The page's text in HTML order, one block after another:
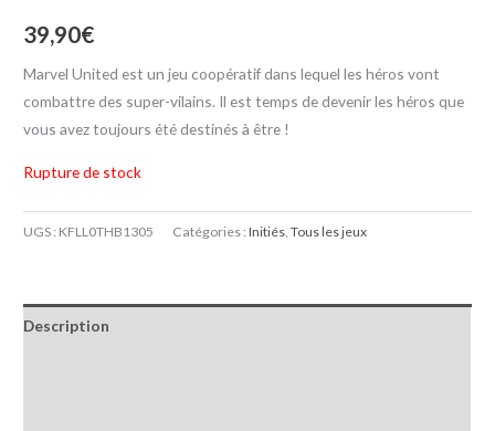
39,90€
Marvel United est un jeu coopératif dans lequel les héros vont
combattre des super-vilains. Il est temps de devenir les héros que
vous avez toujours été destinés à être !
Rupture de stock
UGS : KFLL0THB1305 Catégories :Initiés ,Tous les jeux
Description